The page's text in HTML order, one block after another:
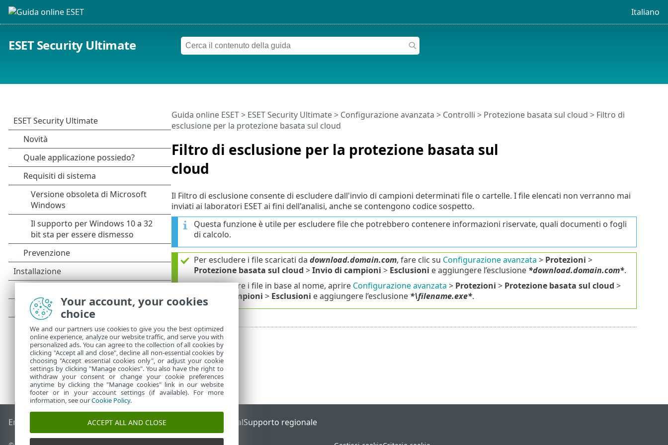
Italiano
ESET Security Ultimate
Filtro di esclusione per la protezione basata sul
cloud
Guida online ESET> ESET Security Ultimate> Configurazione avanzata > Controlli > Protezione basata sul cloud > Filtro di
esclusione per la protezione basata sul cloud
Il Filtro di esclusione consente di escludere dall'invio di campioni determinati file o cartelle. I file elencati non verranno mai
inviati ai laboratori ESET ai fini dell'analisi, anche se contengono codice sospetto.
Questa funzione è utile per escludere file che potrebbero contenere informazioni riservate, quali documenti o fogli
di calcolo.
Per escludere i file scaricati da download.domain.com, fare clic su Configurazione avanzata > Protezioni >
Protezione basata sul cloud >Invio di campioni > Esclusioni e aggiungere l’esclusione *download.domain.com*.
Per escludere i file in base al nome, aprire Configurazione avanzata > Protezioni > Protezione basata sul cloud >
Invio di campioni > Esclusioni e aggiungere l’esclusione *\filename.exe*.
End of Life ESET Knowledge BaseForum ESET ESET Status PortalSupporto regionale
Your account, your cookies
choice
We and our partners use cookies to give you the best optimized
online experience, analyze our website traffic, and serve you with
personalized ads. You can agree to the collection of all cookies by
clicking "Accept all and close", decline all non-essential cookies by
choosing "Accept essential cookies only", or adjust your cookie
settings by clicking "Manage cookies". You also have the right to
withdraw your consent or change your cookie preferences
anytime by clicking the "Manage cookies" link in our website
footer or in your account settings (if available). For more
information, see ourCookie Policy.
ACCEPT ALL AND CLOSE